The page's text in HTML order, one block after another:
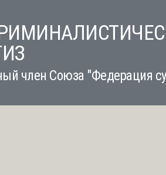
член Союза "Федерация